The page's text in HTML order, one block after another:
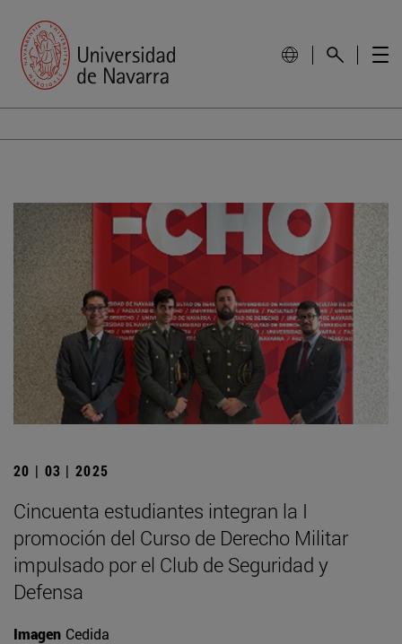
20 | 03 | 2025
Cincuenta estudiantes integran la I
promoción del Curso de Derecho Militar
impulsado por el Club de Seguridad y
Defensa
Imagen Cedida